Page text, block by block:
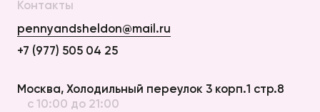
Контакты
pennyandsheldon@mail.ru
+7 (977) 505 04 25
Москва, Холодильный переулок 3 корп.1 стр.8
с 10:00 до 21:00
Оплата и Доставка
Возврат
Договор публичной оферты
Политика конфиденциальности